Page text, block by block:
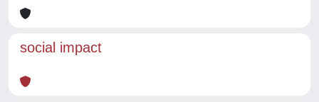
social impact